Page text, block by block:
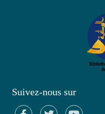
Suivez-nous sur